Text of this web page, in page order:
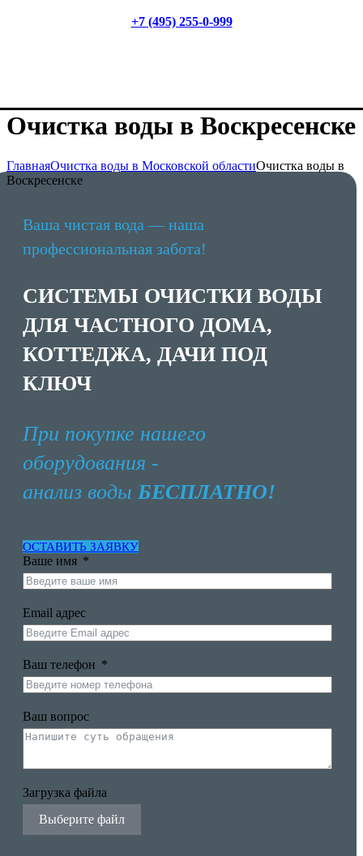
+7 (495) 255-0-999
Очистка воды в Воскресенске
ГлавнаяОчистка воды в Московской областиОчистка воды в
Воскресенске
Ваша чистая вода — наша
профессиональная забота!
СИСТЕМЫ ОЧИСТКИ ВОДЫ
ДЛЯ ЧАСТНОГО ДОМА,
КОТТЕДЖА, ДАЧИ ПОД
КЛЮЧ
При покупке нашего
оборудования -
анализ воды БЕСПЛАТНО!
ОСТАВИТЬ ЗАЯВКУ
Ваше имя
Email адрес
Ваш телефон
Ваш вопрос
Загрузка файла
Выберите файл